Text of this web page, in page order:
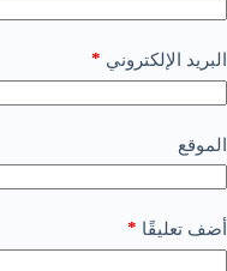
البريد الإلكتروني *
الموقع
أضف تعليقًا *